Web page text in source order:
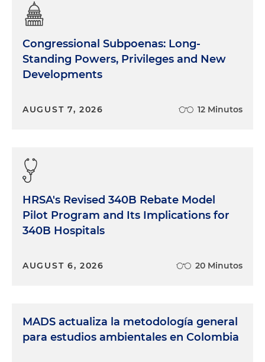
Congressional Subpoenas: Long-
Standing Powers, Privileges and New
Developments
AUGUST 7, 2026 12 Minutos
HRSA's Revised 340B Rebate Model
Pilot Program and Its Implications for
340B Hospitals
AUGUST 6, 2026 20 Minutos
MADS actualiza la metodología general
para estudios ambientales en Colombia